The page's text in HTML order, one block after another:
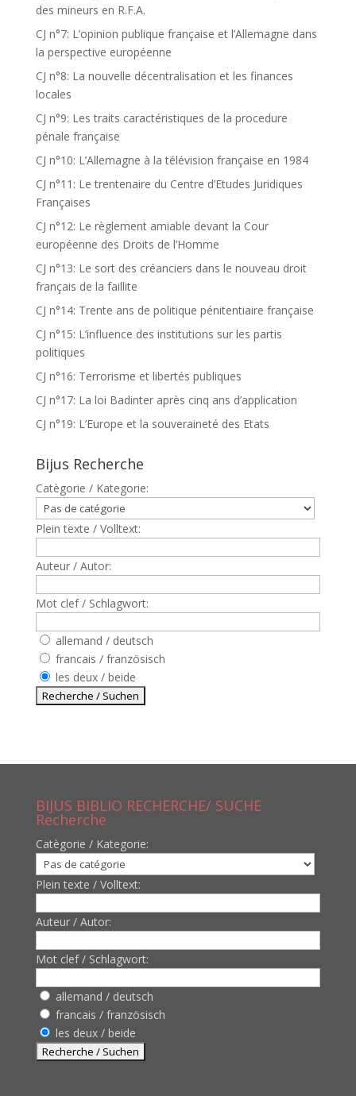
des mineurs en R.F.A.
CJ n°7: L’opinion publique française et l’Allemagne dans
la perspective européenne
CJ n°8: La nouvelle décentralisation et les finances
locales
CJ n°9: Les traits caractéristiques de la procedure
pénale française
CJ n°10: L’Allemagne à la télévision française en 1984
CJ n°11: Le trentenaire du Centre d’Etudes Juridiques
Françaises
CJ n°12: Le règlement amiable devant la Cour
européenne des Droits de l’Homme
CJ n°13: Le sort des créanciers dans le nouveau droit
français de la faillite
CJ n°14: Trente ans de politique pénitentiaire française
CJ n°15: L’influence des institutions sur les partis
politiques
CJ n°16: Terrorisme et libertés publiques
CJ n°17: La loi Badinter après cinq ans d’application
CJ n°19: L’Europe et la souveraineté des Etats
Bijus Recherche
Catègorie / Kategorie:
Plein texte / Volltext:
Auteur / Autor:
Mot clef / Schlagwort:
allemand / deutsch
francais / französisch
les deux / beide
BIJUS BIBLIO RECHERCHE/ SUCHE
Recherche
Catègorie / Kategorie:
Plein texte / Volltext:
Auteur / Autor:
Mot clef / Schlagwort:
allemand / deutsch
francais / französisch
les deux / beide